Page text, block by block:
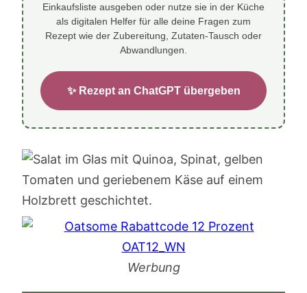
Einkaufsliste ausgeben oder nutze sie in der Küche
als digitalen Helfer für alle deine Fragen zum
Rezept wie der Zubereitung, Zutaten-Tausch oder
Abwandlungen.
✨ Rezept an ChatGPT übergeben
Werbung